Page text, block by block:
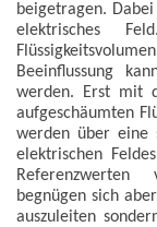
beigetragen.
elektrisches
Beeinflussung
werden. Erst mit
aufgeschäumten
werden über eine
elektrischen
Referenzwerten
begnügen sich
auszuleiten